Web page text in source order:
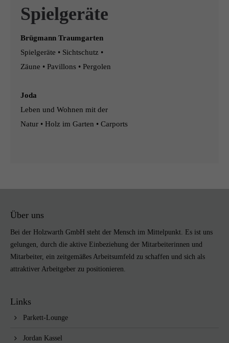
Spielgeräte
Brügmann Traumgarten
Spielgeräte • Sichtschutz •
Zäune • Pavillons • Pergolen
Joda
Leben und Wohnen mit der
Natur • Holz im Garten • Carports
Über uns
Bei der Holzwarth GmbH steht der Mensch im Mittelpunkt. Es ist uns
gelungen, durch die aktive Einbeziehung der Mitarbeiterinnen und
Mitarbeiter, ein zeitgemäßes Arbeitsumfeld zu schaffen und sich als
attraktiver Arbeitgeber zu positionieren.
Links
Parkett-Lounge
Jordan Kassel